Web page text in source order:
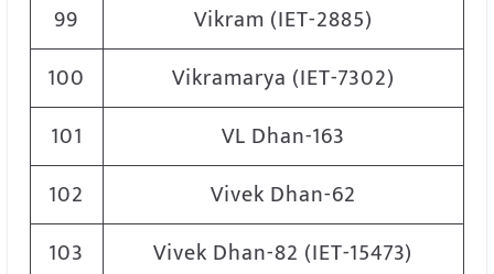
99
Vikram (IET-2885)
100
Vikramarya (IET-7302)
101
VL Dhan-163
102
Vivek Dhan-62
103
Vivek Dhan-82 (IET-15473)